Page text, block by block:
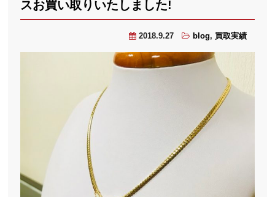
スお買い取りいたしました!
2018.9.27 blog, 買取実績